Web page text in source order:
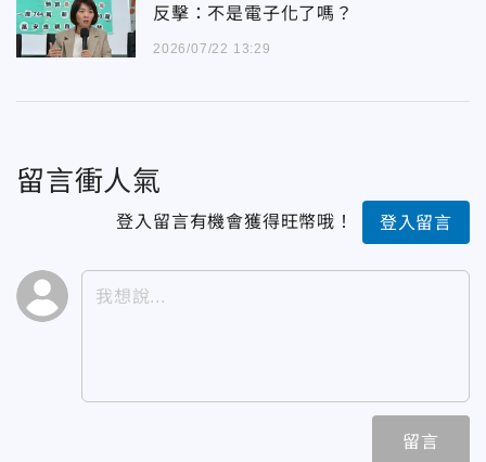
反擊：不是電子化了嗎？
2026/07/22 13:29
留言衝人氣
登入留言有機會獲得旺幣哦！ 登入留言
留言